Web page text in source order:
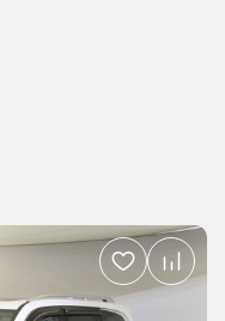
Добавить
в
избранное